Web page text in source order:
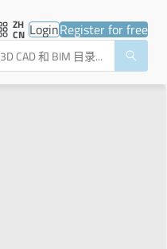
ZH
CN LoginRegister for free